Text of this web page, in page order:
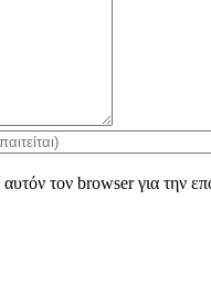
τον browser για την